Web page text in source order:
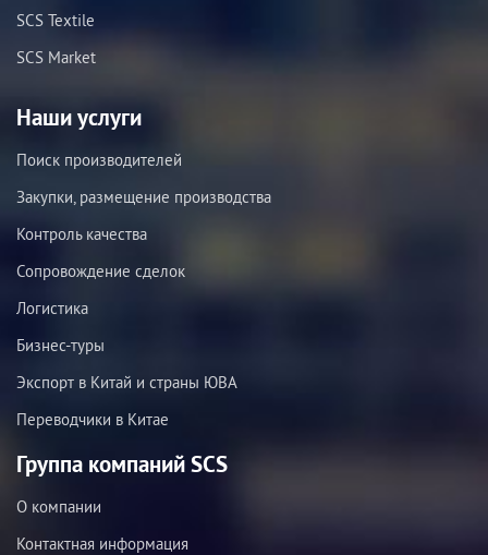
SCS Textile
SCS Market
Наши услуги
Поиск производителей
Закупки, размещение производства
Контроль качества
Сопровождение сделок
Логистика
Бизнес-туры
Экспорт в Китай и страны ЮВА
Переводчики в Китае
Группа компаний SCS
О компании
Контактная информация